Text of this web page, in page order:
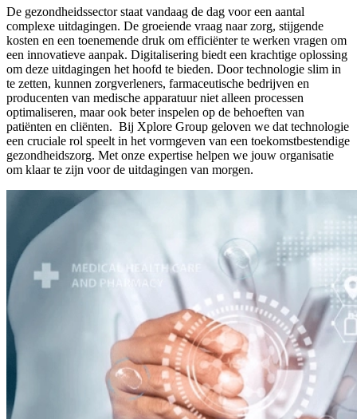
De gezondheidssector staat vandaag de dag voor een aantal
complexe uitdagingen. De groeiende vraag naar zorg, stijgende
kosten en een toenemende druk om efficiënter te werken vragen om
een innovatieve aanpak. Digitalisering biedt een krachtige oplossing
om deze uitdagingen het hoofd te bieden. Door technologie slim in
te zetten, kunnen zorgverleners, farmaceutische bedrijven en
producenten van medische apparatuur niet alleen processen
optimaliseren, maar ook beter inspelen op de behoeften van
patiënten en cliënten. Bij Xplore Group geloven we dat technologie
een cruciale rol speelt in het vormgeven van een toekomstbestendige
gezondheidszorg. Met onze expertise helpen we jouw organisatie
om klaar te zijn voor de uitdagingen van morgen.